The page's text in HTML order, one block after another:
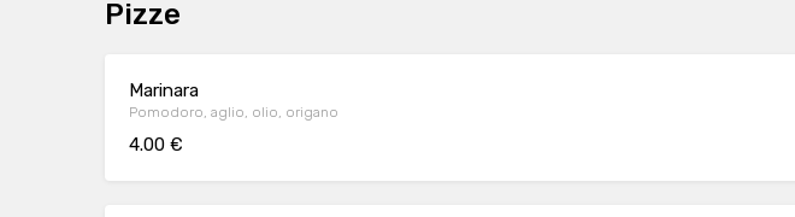
Pizze
Marinara
Pomodoro, aglio, olio, origano
4.00 €